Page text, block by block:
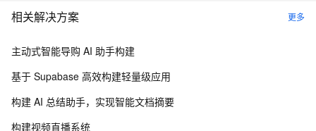
相关解决方案 更多
主动式智能导购 AI 助手构建
基于 Supabase 高效构建轻量级应用
构建 AI 总结助手，实现智能文档摘要
构建视频直播系统